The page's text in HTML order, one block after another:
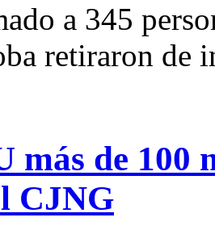
a 345
retiraron de
más de 100
CJNG